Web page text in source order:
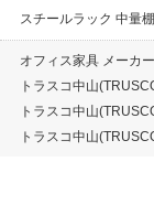
スチールラック 中量
オフィス家具 メーカ
トラスコ中山
トラスコ中山
トラスコ中山